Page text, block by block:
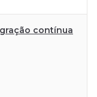
contínua